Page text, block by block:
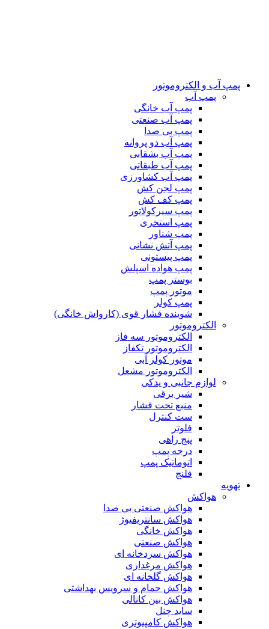
پمپ آب و الکتروموتور
پمپ آب
پمپ آب خانگی
پمپ آب صنعتی
پمپ بی صدا
پمپ آب دو پروانه
پمپ آب بشقابی
پمپ آب طبقاتی
پمپ آب کشاورزی
پمپ لجن کش
پمپ کف کش
پمپ سیرکولاتور
پمپ استخری
پمپ شناور
پمپ آتش نشانی
پمپ پیستونی
پمپ هواده اسپلش
بوستر پمپ
موتور پمپ
پمپ کولر
شوینده فشار قوی (کارواش خانگی)
الکتروموتور
الکتروموتور سه فاز
الکتروموتور تکفاز
موتور کولر آبی
الکتروموتور مشعل
لوازم جانبی و یدکی
شیر برقی
منبع تحت فشار
ست کنترل
فلوتر
پنج راهی
درجه پمپ
اتوماتیک پمپ
فلنج
تهویه
هواکش
هواکش صنعتی بی صدا
هواکش سانتریفیوژ
هواکش خانگی
هواکش صنعتی
هواکش سردخانه ای
هواکش مرغداری
هواکش گلخانه ای
هواکش حمام و سرویس بهداشتی
هواکش بین کانالی
ساید چنل
هواکش کامپیوتری